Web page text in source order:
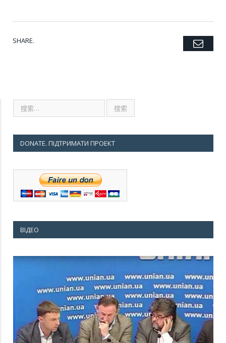
SHARE. Twitter
Facebook
Google+
Pinterest
LinkedIn
Tumblr
DONATE. ПІДТРИМАТИ ПРОЕКТ
ВІДЕО